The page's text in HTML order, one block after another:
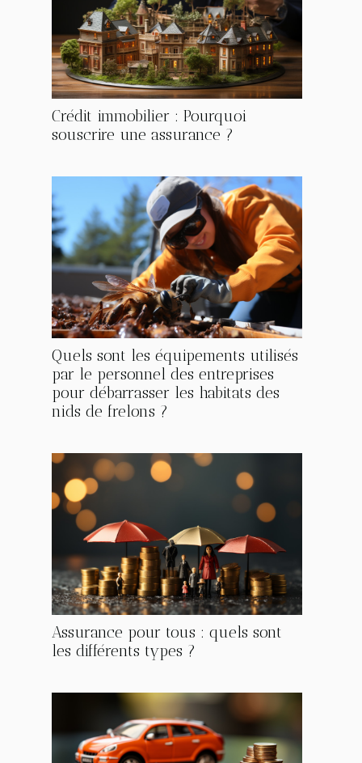
Crédit immobilier : Pourquoi
souscrire une assurance ?
Quels sont les équipements utilisés
par le personnel des entreprises
pour débarrasser les habitats des
nids de frelons ?
Assurance pour tous : quels sont
les différents types ?